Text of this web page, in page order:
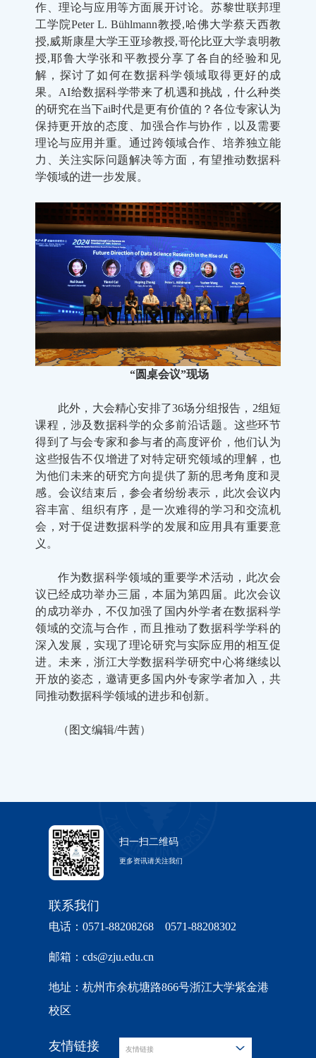
作、理论与应用等方面展开讨论。苏黎世联邦理
工学院Peter L. Bühlmann教授,哈佛大学蔡天西教
授,威斯康星大学王亚珍教授,哥伦比亚大学袁明教
授,耶鲁大学张和平教授分享了各自的经验和见
解，探讨了如何在数据科学领域取得更好的成
果。AI给数据科学带来了机遇和挑战，什么种类
的研究在当下ai时代是更有价值的？各位专家认为
保持更开放的态度、加强合作与协作，以及需要
理论与应用并重。通过跨领域合作、培养独立能
力、关注实际问题解决等方面，有望推动数据科
学领域的进一步发展。
“圆桌会议”现场
此外，大会精心安排了36场分组报告，2组短
课程，涉及数据科学的众多前沿话题。这些环节
得到了与会专家和参与者的高度评价，他们认为
这些报告不仅增进了对特定研究领域的理解，也
为他们未来的研究方向提供了新的思考角度和灵
感。会议结束后，参会者纷纷表示，此次会议内
容丰富、组织有序，是一次难得的学习和交流机
会，对于促进数据科学的发展和应用具有重要意
义。
作为数据科学领域的重要学术活动，此次会
议已经成功举办三届，本届为第四届。此次会议
的成功举办，不仅加强了国内外学者在数据科学
领域的交流与合作，而且推动了数据科学学科的
深入发展，实现了理论研究与实际应用的相互促
进。未来，浙江大学数据科学研究中心将继续以
开放的姿态，邀请更多国内外专家学者加入，共
同推动数据科学领域的进步和创新。
（图文编辑/牛茜）
扫一扫二维码
更多资讯请关注我们
联系我们
电话：0571-88208268 0571-88208302
邮箱：cds@zju.edu.cn
地址：杭州市余杭塘路866号浙江大学紫金港
校区
友情链接 友情链接